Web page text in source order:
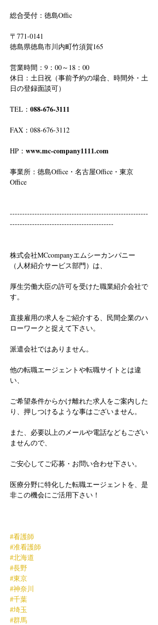
総合受付：徳島Offic
〒771-0141
徳島県徳島市川内町竹須賀165
営業時間：9：00～18：00
休日：土日祝（事前予約の場合、時間外・土
日の登録面談可）
TEL： 088-676-3111
FAX：088-676-3112
HP： www.mc-company1111.com
事業所：徳島Office・名古屋Office・東京
Office
--------------------------------------------------------
------------------------------------------
株式会社MCcompanyエムシーカンパニー
（人材紹介サービス部門）は、
厚生労働大臣の許可を受けた職業紹介会社で
す。
直接雇用の求人をご紹介する、民間企業のハ
ローワークと捉えて下さい。
派遣会社ではありません。
他の転職エージェントや転職サイトとは違
い、
ご希望条件からかけ離れた求人をご案内した
り、押しつけるような事はございません。
また、必要以上のメールや電話などもござい
ませんので、
ご安心してご応募・お問い合わせ下さい。
医療分野に特化した転職エージェントを、是
非この機会にご活用下さい！
#看護師
#准看護師
#北海道
#長野
#東京
#神奈川
#千葉
#埼玉
#群馬